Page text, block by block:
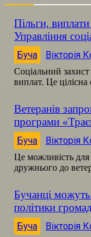
Пільги,
Управління
Буча Вікторія
Соціальний
виплат. Це
Ветеранів
програми
Буча Вікторія
Це можливість для
дружнього до
Бучанці
політики
Буча Вікторія